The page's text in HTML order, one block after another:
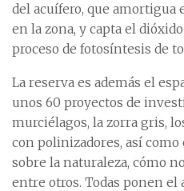
del acuífero, que
en la zona, y capta el
proceso de fotosíntesis de
La reserva es además el
unos 60 proyectos de
murciélagos, la zorra gris,
con polinizadores, así
sobre la naturaleza, cómo
entre otros. Todas ponen el